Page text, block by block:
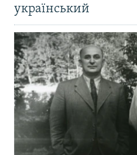
український